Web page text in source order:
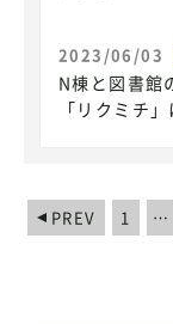
2023/06/03
N棟と図書館
「リクミチ
PREV 1 …